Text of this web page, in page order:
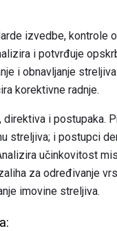
izvedbe, kontrole
i potvrđuje
i obnavljanje
korektivne radnje.
direktiva i postupaka.
streljiva; i postupci
učinkovitost
za određivanje
imovine streljiva.